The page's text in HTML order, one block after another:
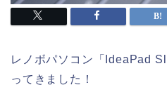
レノボパソコン「IdeaPad
ってきました！